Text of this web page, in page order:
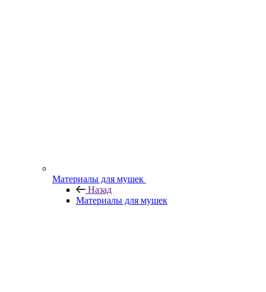
Материалы для мушек
Назад
Материалы для мушек